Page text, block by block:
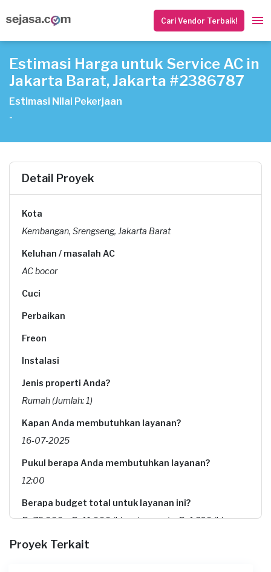
Cari Vendor Terbaik!
Estimasi Harga untuk Service AC in
Jakarta Barat, Jakarta #2386787
Estimasi Nilai Pekerjaan
-
Detail Proyek
Kota
Kembangan, Srengseng, Jakarta Barat
Keluhan / masalah AC
AC bocor
Cuci
Perbaikan
Freon
Instalasi
Jenis properti Anda?
Rumah (Jumlah: 1)
Kapan Anda membutuhkan layanan?
16-07-2025
Pukul berapa Anda membutuhkan layanan?
12:00
Berapa budget total untuk layanan ini?
Rp75.000 + Rp11.000 (biaya layanan) + Rp1.290 (biaya
Proyek Terkait